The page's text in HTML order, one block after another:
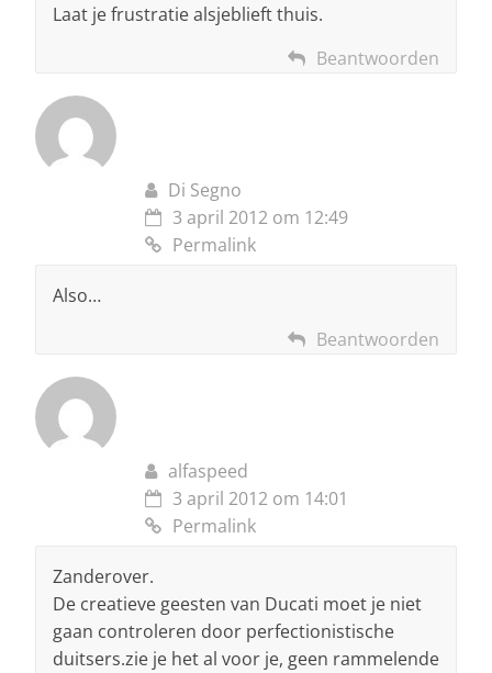
Laat je frustratie alsjeblieft thuis.
Beantwoorden
Di Segno
3 april 2012 om 12:49
Permalink
Also…
Beantwoorden
alfaspeed
3 april 2012 om 14:01
Permalink
Zanderover.
De creatieve geesten van Ducati moet je niet
gaan controleren door perfectionistische
duitsers.zie je het al voor je, geen rammelende